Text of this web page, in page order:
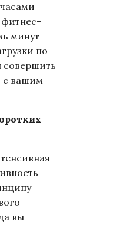
фитнес-
минут
по
совершить
с вашим
вы